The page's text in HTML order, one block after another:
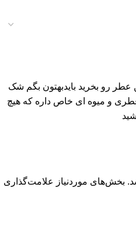
عطر رو بخرید بایدبهتون بگم شک
و میوه ای خاص داره که هیچ
بخش‌های موردنیاز علامت‌گذاری